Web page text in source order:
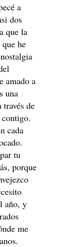
a
dos
que la
he
amado a
una
de
contigo.
cada
tu
porque
año, y
me